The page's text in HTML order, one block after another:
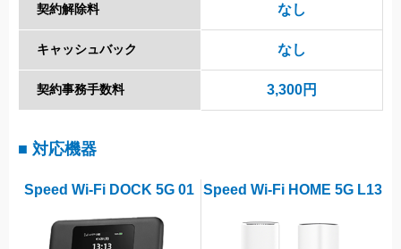
契約解除料 なし
キャッシュバック なし
契約事務手数料 3,300円
■ 対応機器
Speed Wi-Fi DOCK 5G 01 Speed Wi-Fi HOME 5G L13